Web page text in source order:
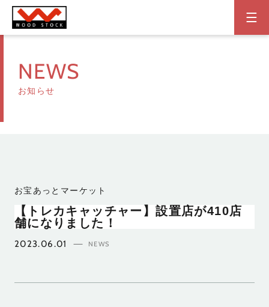
NEWS
お知らせ
お宝あっとマーケット
【トレカキャッチャー】設置店が410店
舗になりました！
2023.06.01 NEWS